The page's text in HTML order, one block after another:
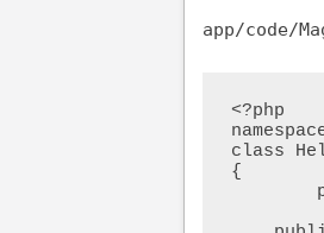
app/code/
<?php
class
{